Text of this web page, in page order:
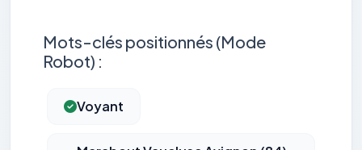
Mots-clés positionnés (Mode
Robot) :
Voyant